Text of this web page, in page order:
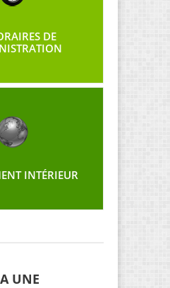
DE
INTÉRIEUR
UNE